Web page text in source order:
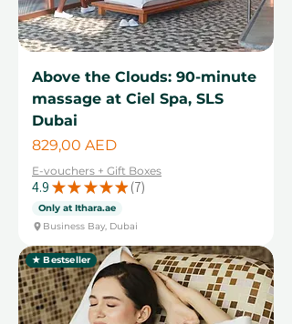
Above the Clouds: 90-minute
massage at Ciel Spa, SLS
Dubai
Cena
829,00 AED
E-vouchers + Gift Boxes
4.9 ★ ★ ★ ★ ★ 7
7
Only at Ithara.ae
Business Bay, Dubai
★ Bestseller